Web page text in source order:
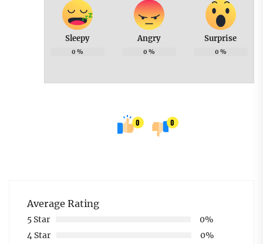
Sleepy
0 %
Angry
0 %
Surprise
0 %
0 0
Average Rating
5 Star
0%
4 Star
0%